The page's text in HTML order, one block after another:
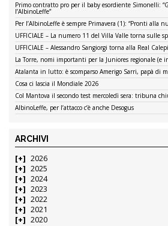
Primo contratto pro per il baby esordiente Simonelli:
l’AlbinoLeffe”
Per l’AlbinoLeffe è sempre Primavera (1): “Pronti alla
UFFICIALE – La numero 11 del Villa Valle torna sulle
UFFICIALE – Alessandro Sangiorgi torna alla Real
La Torre, nomi importanti per la Juniores regionale (e
Atalanta in lutto: è scomparso Amerigo Sarri, papà di
Cosa ci lascia il Mondiale 2026
Col Mantova il secondo test mercoledì sera: tribuna
AlbinoLeffe, per l’attacco c’è anche Desogus
ARCHIVI
2026
2025
2024
2023
2022
2021
2020